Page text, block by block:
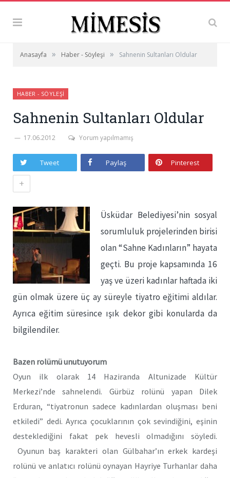
Anasayfa » Haber - Söyleşi » Sahnenin Sultanları Oldular
HABER - SÖYLEŞI
Sahnenin Sultanları Oldular
17.06.2012 Yorum yapılmamış
Tweet Paylaş Pinterest
+
Üsküdar Belediyesi’nin sosyal
sorumluluk projelerinden birisi
olan “Sahne Kadınların” hayata
geçti. Bu proje kapsamında 16
yaş ve üzeri kadınlar haftada iki
gün olmak üzere üç ay süreyle tiyatro eğitimi aldılar.
Ayrıca eğitim süresince ışık dekor gibi konularda da
bilgilendiler.
Bazen rolümü unutuyorum
Oyun ilk olarak 14 Haziranda Altunizade Kültür
Merkezi’nde sahnelendi. Gürbüz rolünü yapan Dilek
Erduran, “tiyatronun sadece kadınlardan oluşması beni
etkiledi” dedi. Ayrıca çocuklarının çok sevindiğini, eşinin
desteklediğini fakat pek hevesli olmadığını söyledi.
Oyunun baş karakteri olan Gülbahar’ın erkek kardeşi
rolünü ve anlatıcı rolünü oynayan Hayriye Turhanlar daha